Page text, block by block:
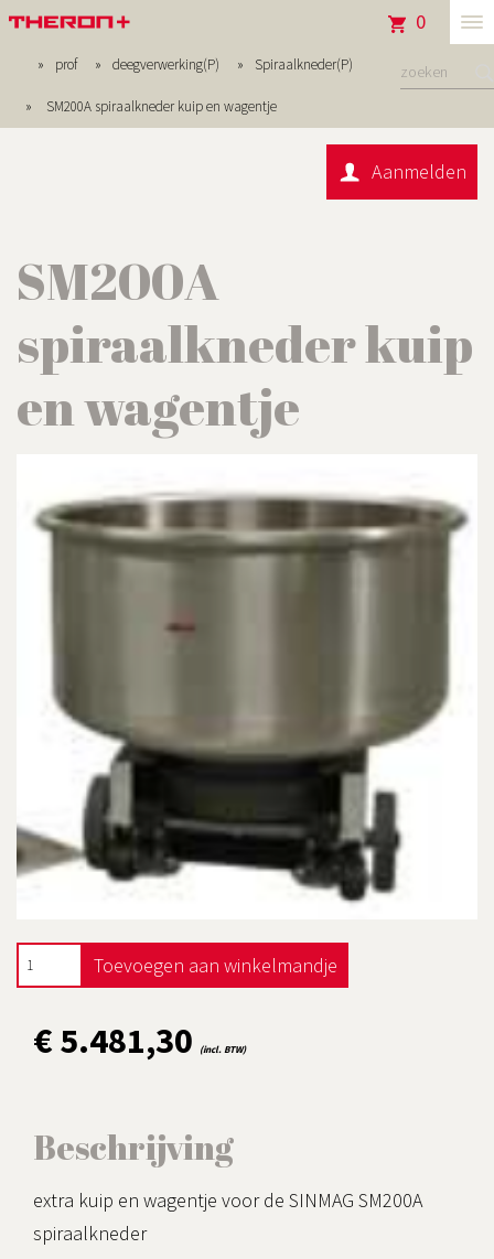
0
prof deegverwerking(P) Spiraalkneder(P)
SM200A spiraalkneder kuip en wagentje
Aanmelden
SM200A
spiraalkneder kuip
en wagentje
Toevoegen aan winkelmandje
€ 5.481,30 (incl. BTW)
Beschrijving
extra kuip en wagentje voor de SINMAG SM200A
spiraalkneder